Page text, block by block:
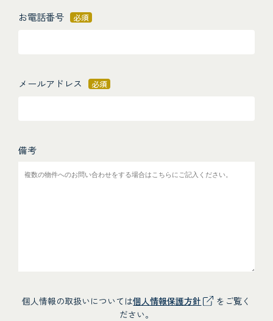
お電話番号 必須
メールアドレス 必須
備考
個人情報の取扱いについては個人情報保護方針
をご覧く
ださい。